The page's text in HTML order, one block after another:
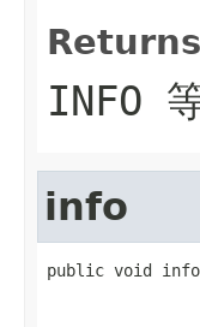
INFO
info
public void